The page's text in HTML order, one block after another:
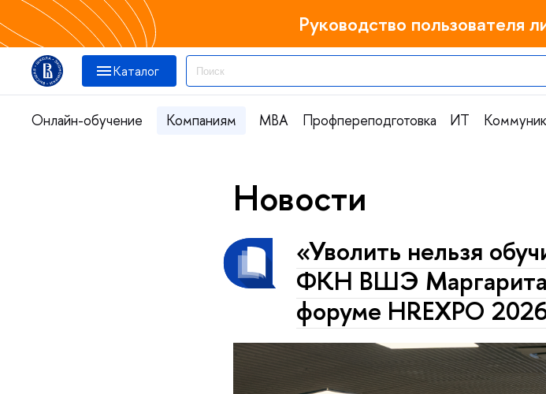
Руководство пользователя
Каталог
Онлайн-обучение Компаниям MBA Профпереподготовка ИТ
Новости
«Уволить нельзя
ФКН ВШЭ Маргарита
форуме HREXPO